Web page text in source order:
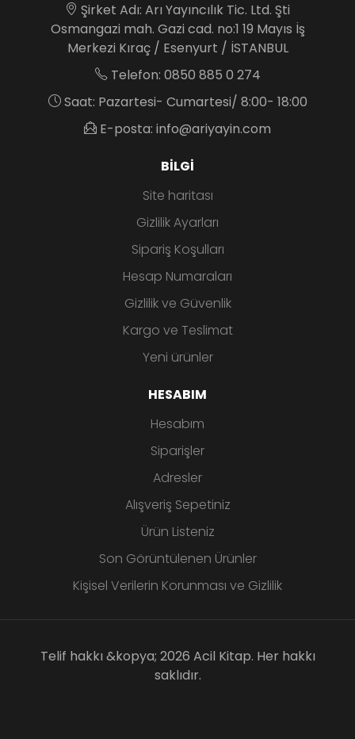
Şirket Adı: Arı Yayıncılık Tic. Ltd. Şti
Osmangazi mah. Gazi cad. no:1 19 Mayıs İş
Merkezi Kıraç / Esenyurt / İSTANBUL
Telefon: 0850 885 0 274
Saat: Pazartesi- Cumartesi/ 8:00- 18:00
E-posta: info@ariyayin.com
BILGI
Site haritası
Gizlilik Ayarları
Sipariş Koşulları
Hesap Numaraları
Gizlilik ve Güvenlik
Kargo ve Teslimat
Yeni ürünler
HESABIM
Hesabım
Siparişler
Adresler
Alışveriş Sepetiniz
Ürün Listeniz
Son Görüntülenen Ürünler
Kişisel Verilerin Korunması ve Gizlilik
Telif hakkı &kopya; 2026 Acil Kitap. Her hakkı
saklıdır.